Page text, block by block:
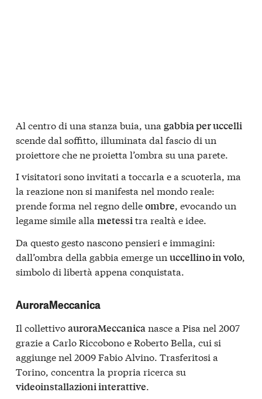
Al centro di una stanza buia, una gabbia per uccelli
scende dal soffitto, illuminata dal fascio di un
proiettore che ne proietta l’ombra su una parete.
I visitatori sono invitati a toccarla e a scuoterla, ma
la reazione non si manifesta nel mondo reale:
prende forma nel regno delleombre, evocando un
legame simile alla metessitra realtà e idee.
Da questo gesto nascono pensieri e immagini:
dall’ombra della gabbia emerge un uccellino in volo,
simbolo di libertà appena conquistata.
AuroraMeccanica
Il collettivoauroraMeccanicanasce a Pisa nel 2007
grazie a Carlo Riccobono e Roberto Bella, cui si
aggiunge nel 2009 Fabio Alvino. Trasferitosi a
Torino, concentra la propria ricerca su
videoinstallazioni interattive.